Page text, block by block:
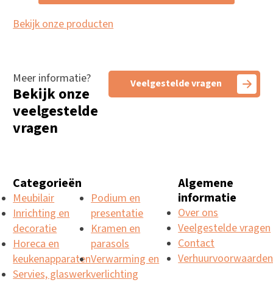
Bekijk onze producten
Meer informatie?
Bekijk onze
veelgestelde
vragen
Veelgestelde vragen
Categorieën
Meubilair
Inrichting en
decoratie
Horeca en
keukenapparaten
Servies, glaswerk
Podium en
presentatie
Kramen en
parasols
Verwarming en
verlichting
Algemene
informatie
Over ons
Veelgestelde vragen
Contact
Verhuurvoorwaarden